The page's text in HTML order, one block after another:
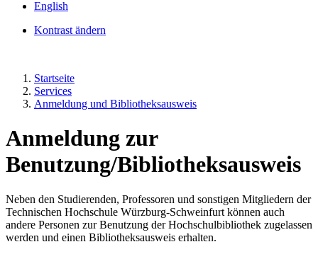
English
Kontrast ändern
Startseite
Services
Anmeldung und Bibliotheksausweis
Anmeldung zur
Benutzung/Bibliotheksausweis
Neben den Studierenden, Professoren und sonstigen Mitgliedern der
Technischen Hochschule Würzburg-Schweinfurt können auch
andere Personen zur Benutzung der Hochschulbibliothek zugelassen
werden und einen Bibliotheksausweis erhalten.